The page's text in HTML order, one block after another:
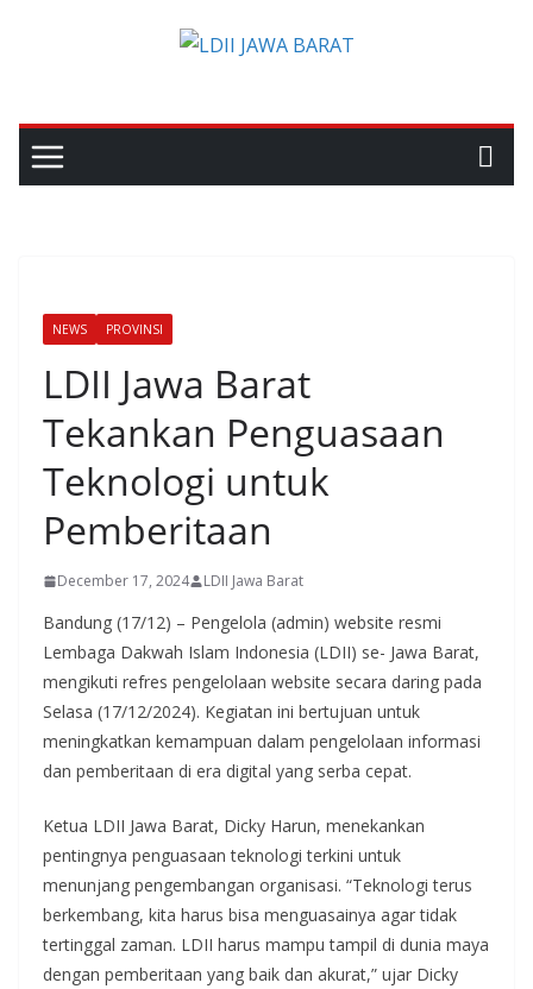
NEWS PROVINSI
LDII Jawa Barat
Tekankan Penguasaan
Teknologi untuk
Pemberitaan
December 17, 2024 LDII Jawa Barat
Bandung (17/12) – Pengelola (admin) website resmi
Lembaga Dakwah Islam Indonesia (LDII) se- Jawa Barat,
mengikuti refres pengelolaan website secara daring pada
Selasa (17/12/2024). Kegiatan ini bertujuan untuk
meningkatkan kemampuan dalam pengelolaan informasi
dan pemberitaan di era digital yang serba cepat.
Ketua LDII Jawa Barat, Dicky Harun, menekankan
pentingnya penguasaan teknologi terkini untuk
menunjang pengembangan organisasi. “Teknologi terus
berkembang, kita harus bisa menguasainya agar tidak
tertinggal zaman. LDII harus mampu tampil di dunia maya
dengan pemberitaan yang baik dan akurat,” ujar Dicky